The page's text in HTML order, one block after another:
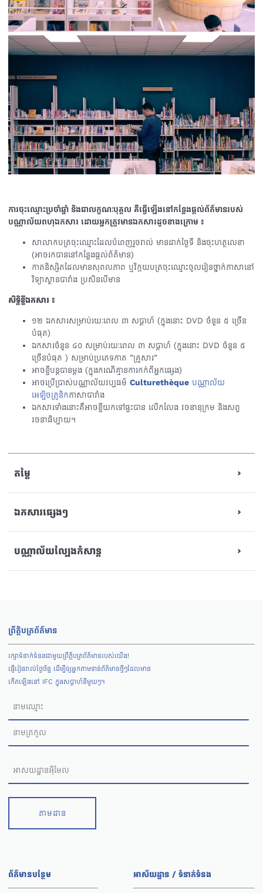
ការចុះឈ្មោះប្រចាំឆ្នាំ និងជាលក្ខណៈបុគ្គល គឺធ្វើឡើងនៅកន្លែងផ្ដល់ព័ត៌មានរបស់
បណ្ណាល័យពហុឯកសារ ដោយអ្នកត្រូវមានឯកសារដូចខាងក្រោម ៖
សាលាកបត្រចុះឈ្មោះដែលបំពេញរួចរាល់ មានដាក់ថ្ងៃទី និងចុះហត្ថលេខា
(អាចរកបាននៅកន្លែងផ្តល់ព័ត៌មាន)
កាតនិស្សិតដែលមានសុពលភាព ឬវិក្កយបត្រចុះឈ្មោះចូលរៀនថ្នាក់ភាសានៅ
វិទ្យាស្ថានបារាំង ប្រសិនបើមាន
សិទ្ធិខ្ចីឯកសារ ៖
១២ ឯកសារសម្រាប់រយៈពេល ៣ សប្ដាហ៍ (ក្នុងនោះ DVD ចំនួន ៥ ច្រើន
បំផុត)
ឯកសារចំនួន ៤០ សម្រាប់រយៈពេល ៣ សប្តាហ៍ (ក្នុងនោះ DVD ចំនួន ៥
ច្រើនបំផុត ) សម្រាប់ប្រភេទកាត ”គ្រួសារ”
អាចខ្ចីបន្តបានម្ដង (ក្នុងករណីគ្មានការកក់ពីអ្នកផ្សេង)
អាចប្រើប្រាស់បណ្ណាល័យវប្បធម៌ Culturethèque បណ្ណាល័យ
អេឡិចត្រូនិកភាសាបារាំង
ឯកសារទាំងនោះគឺអាចខ្ចីយកទៅផ្ទះបាន លើកលែង វចនានុក្រម និងសព្វ
វចនាធិប្បាយ។
តម្លៃ
ឯកសារផ្សេងៗ
បណ្ណាល័យល្បែងកំសាន្ដ
ព្រឹត្តិបត្រព័ត៌មាន
រក្សាទំនាក់ទំនងជាមួយព្រឹត្តិបត្រព័ត៌មានរបស់យើង!
ផ្ញើរៀងរាល់ថ្ងៃច័ន្ទ ដើម្បីឲ្យអ្នកតាមទាន់ព័ត៌មានថ្មីៗដែលមាន
កើតឡើងនៅ IFC ក្នុងសប្តាហ៍នីមួយៗ។
តាមដាន
ព័ត៌មានបន្ថែម អាស័យដ្ឋាន / ទំនាក់ទំនង